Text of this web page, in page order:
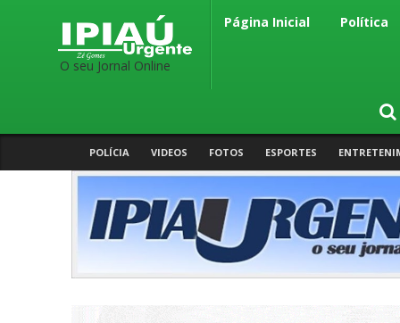
O seu Jornal Online
Página Inicial Política
POLÍCIA VIDEOS FOTOS ESPORTES